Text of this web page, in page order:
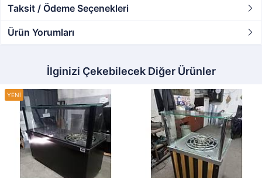
Taksit / Ödeme Seçenekleri
Ürün Yorumları
İlginizi Çekebilecek Diğer Ürünler